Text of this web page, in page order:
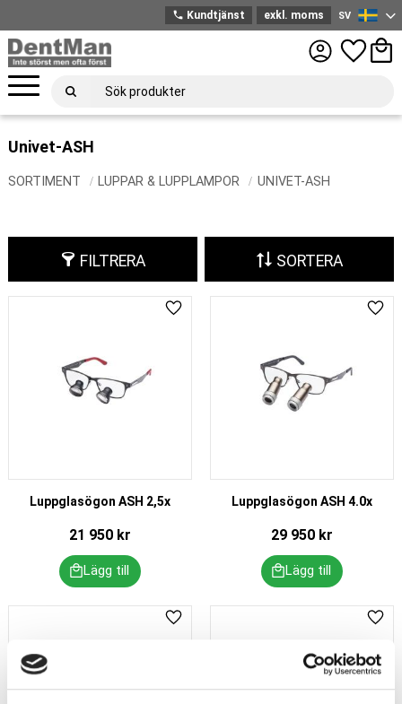
Meny
phone Kundtjänst exkl. moms
Svenska
SV
Favoriter
Univet-ASH
SORTIMENT LUPPAR & LUPPLAMPOR UNIVET-ASH
FILTRERA SORTERA
Luppglasögon ASH 2,5x
21 950kr
Lägg till i favoriter
Luppglasögon ASH 4.0x
29 950 kr
Lägg till i favoriter